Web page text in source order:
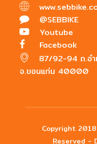
@SEBBIKE
Youtube
Facebook
87/92-94 ถ.อำ
จ.ขอนแก่น 40000
Copyright 2018
Reserved -